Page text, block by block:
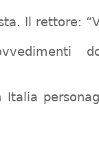
Il rettore:
Italia